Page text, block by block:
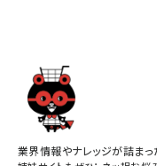
業界情報やナレッジが詰まっ